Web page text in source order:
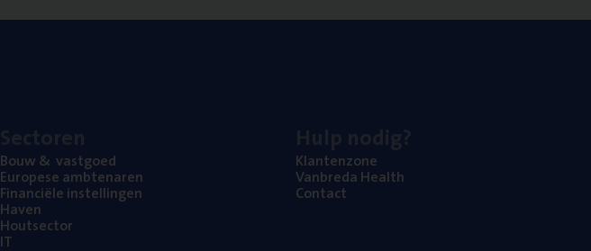
Bouw& vastgoed
Euro­pe­se ambtenaren
Finan­ci­ë­le instellingen
Haven
Hout­sec­tor
IT
Klan­ten­zo­ne
Van­b­re­da Health
Con­tact